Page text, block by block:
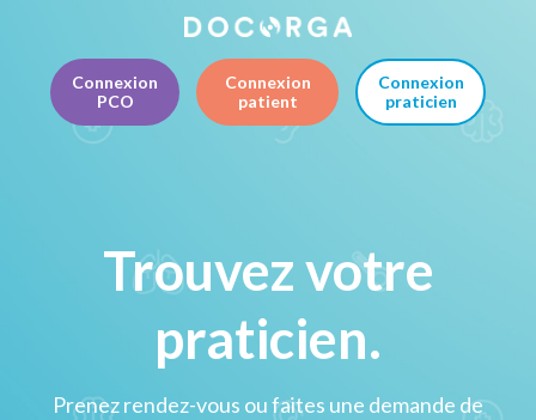
Connexion
PCO
Connexion
patient
Connexion
praticien
Trouvez votre
praticien.
Prenez rendez-vous ou faites une demande de